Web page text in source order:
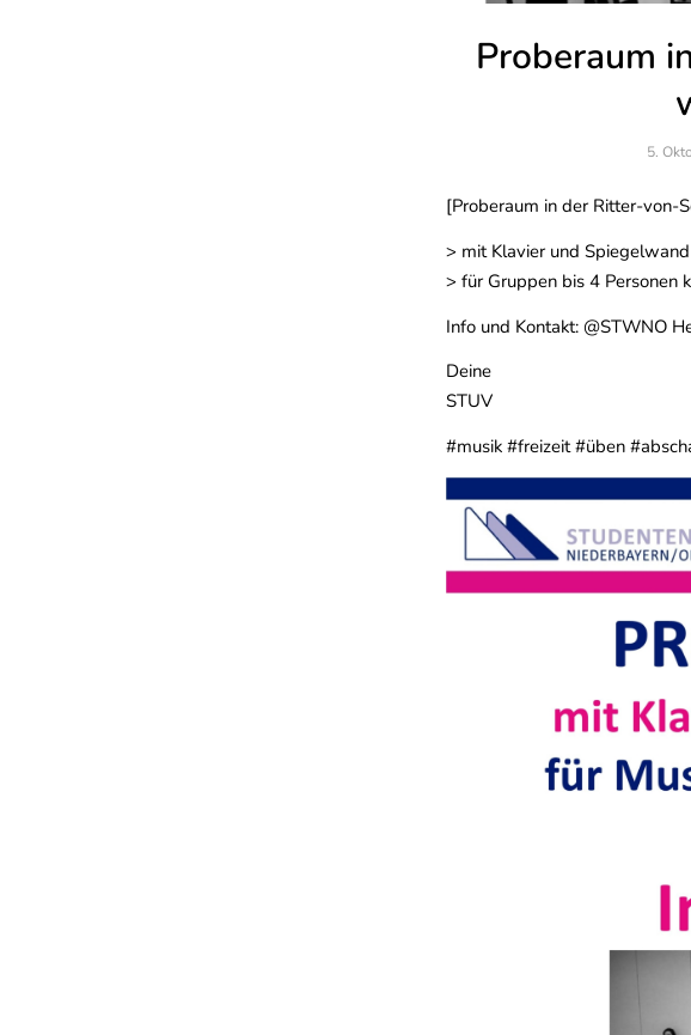
Proberaum
5.
[Proberaum in der Ritter-von-
> mit Klavier und Spiegelwand
> für Gruppen bis 4 Personen
Info und Kontakt: @STWNO
Deine
STUV
#musik #freizeit #üben